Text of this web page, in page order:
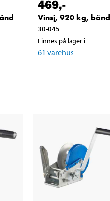
469,-
Vinsj, 920 kg, bånd
30-045
Finnes på lager i
61 varehus